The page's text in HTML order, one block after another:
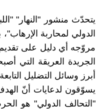
يتحدّث منشور "النهار"
الدولي لمحاربة
مروّجه أي دليل على
الجريدة العريقة التي
أبرز وسائل التضليل
يسوّقون لدعايات أنّ
"التحالف الدولي" هو